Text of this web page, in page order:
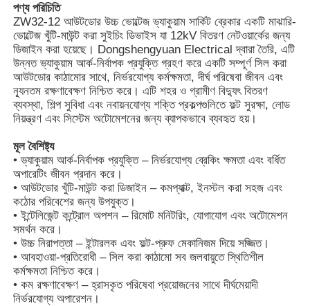
পণ্য পরিচিতি
ZW32-12 আউটডোর উচ্চ ভোল্টেজ ভ্যাকুয়াম সার্কিট ব্রেকার একটি মাঝারি-
ভোল্টেজ খুঁটি-মাউন্ট করা সুইচিং ডিভাইস যা 12kV বিতরণ নেটওয়ার্কের জন্য
ডিজাইন করা হয়েছে। Dongshengyuan Electrical দ্বারা তৈরি, এটি
উন্নত ভ্যাকুয়াম আর্ক-নির্বাপক প্রযুক্তি গ্রহণ করে একটি সম্পূর্ণ সিল করা
আউটডোর কাঠামোর সাথে, নির্ভরযোগ্য কর্মক্ষমতা, দীর্ঘ পরিষেবা জীবন এবং
ন্যূনতম রক্ষণাবেক্ষণ নিশ্চিত করে। এটি শহর ও গ্রামীণ বিদ্যুৎ বিতরণ
ব্যবস্থা, শিল্প সুবিধা এবং নবায়নযোগ্য শক্তি প্রকল্পগুলিতে ফল্ট সুরক্ষা, লোড
নিয়ন্ত্রণ এবং সিস্টেম অটোমেশনের জন্য ব্যাপকভাবে ব্যবহৃত হয়।
মূল বৈশিষ্ট্য
• ভ্যাকুয়াম আর্ক-নির্বাপক প্রযুক্তি – নির্ভরযোগ্য ব্রেকিং ক্ষমতা এবং বর্ধিত
অপারেটিং জীবন প্রদান করে।
• আউটডোর খুঁটি-মাউন্ট করা ডিজাইন – কমপ্যাক্ট, ইনস্টল করা সহজ এবং
কঠোর পরিবেশের জন্য উপযুক্ত।
• ইন্টেলিজেন্ট কন্ট্রোল অপশন – রিমোট মনিটরিং, যোগাযোগ এবং অটোমেশন
সমর্থন করে।
• উচ্চ নিরাপত্তা – ইন্টারলক এবং ফল্ট-প্রুফ মেকানিজম দিয়ে সজ্জিত।
• আবহাওয়া-প্রতিরোধী – সিল করা কাঠামো সব জলবায়ুতে স্থিতিশীল
কর্মক্ষমতা নিশ্চিত করে।
• কম রক্ষণাবেক্ষণ – হ্রাসকৃত পরিষেবা প্রয়োজনের সাথে দীর্ঘমেয়াদী
নির্ভরযোগ্য অপারেশন।